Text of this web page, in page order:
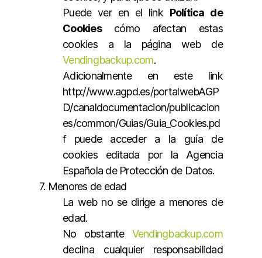
Puede ver en el link Política de
Cookiescómo afectan estas
cookies a la página web de
Vendingbackup.com.
Adicionalmente en este link
http://www.agpd.es/portalwebAGP
D/canaldocumentacion/publicacion
es/common/Guias/Guia_Cookies.pd
f puede acceder a la guía de
cookies editada por la Agencia
Española de Protección de Datos.
7. Menores de edad
La web no se dirige a menores de
edad.
No obstante Vendingbackup.com
declina cualquier responsabilidad